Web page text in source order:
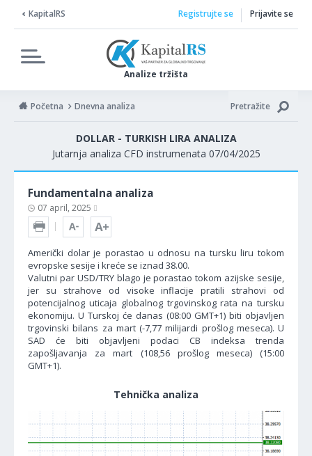
KapitalRS
Analize tržišta
Registrujte se Prijavite se
Početna Dnevna analiza Pretražite
DOLLAR - TURKISH LIRA ANALIZA
Jutarnja analiza CFD instrumenata 07/04/2025
Fundamentalna analiza
07 april, 2025
Američki dolar je porastao u odnosu na tursku liru tokom
evropske sesije i kreće se iznad 38.00.
Valutni par USD/TRY blago je porastao tokom azijske sesije,
jer su strahove od visoke inflacije pratili strahovi od
potencijalnog uticaja globalnog trgovinskog rata na tursku
ekonomiju. U Turskoj će danas (08:00 GMT+1) biti objavljen
trgovinski bilans za mart (-7,77 milijardi prošlog meseca). U
SAD će biti objavljeni podaci CB indeksa trenda
zapošljavanja za mart (108,56 prošlog meseca) (15:00
GMT+1).
Tehnička analiza